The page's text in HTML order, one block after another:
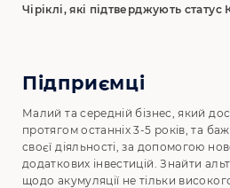
Чіріклі, які підтверджують статус
Підприємці
Малий та середній бізнес, який
протягом останніх 3-5 років, та
своєї діяльності, за допомогою
додаткових інвестицій. Знайти
щодо акумуляції не тільки